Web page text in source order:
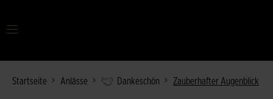
Startseite Anlässe Dankeschön Zauberhafter Augenblick